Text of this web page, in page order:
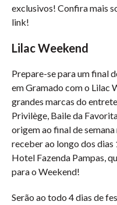
exclusivos! Confira mais
link!
Lilac Weekend
Prepare-se para um final
em Gramado com o Lilac
grandes marcas do
Privilège, Baile da
origem ao final de
receber ao longo dos dias
Hotel Fazenda Pampas,
para o Weekend!
Serão ao todo 4 dias de